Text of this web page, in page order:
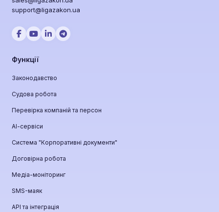
support@ligazakon.ua
Функції
Законодавство
Судова робота
Перевірка компаній та персон
АІ-сервіси
Система "Корпоративні документи"
Договірна робота
Медіа-моніторинг
SMS-маяк
API та інтеграція